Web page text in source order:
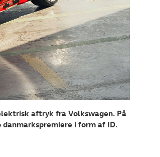
aftryk fra Volkswagen. På
i form af ID.